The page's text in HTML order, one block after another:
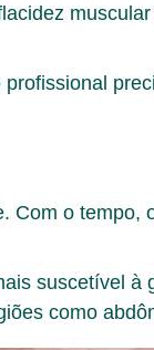
Com o tempo,
suscetível à
como